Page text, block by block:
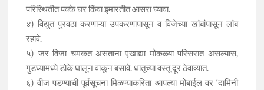
परिस्थितीत पक्के घर किंवा इमारतीत आसरा घ्यावा.
४) विद्युत पुरवठा करणाऱ्या उपकरणापासून व विजेच्या खांबांपासून लांब
रहावे.
५) जर विजा चमकत असताना एखाद्या मोकळ्या परिसरात असल्यास,
गुडघ्यामध्ये डोके घालून वाकून बसावे. धातूच्या वस्तू दूर ठेवाव्यात.
६) वीज पडण्याची पूर्वसूचना मिळण्याकरिता आपल्या मोबाईल वर ‘दामिनी